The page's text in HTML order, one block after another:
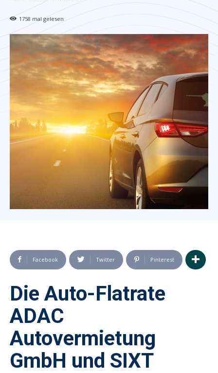
1758 mal gelesen
Facebook Twitter Pinterest
Die Auto-Flatrate
ADAC
Autovermietung
GmbH und SIXT